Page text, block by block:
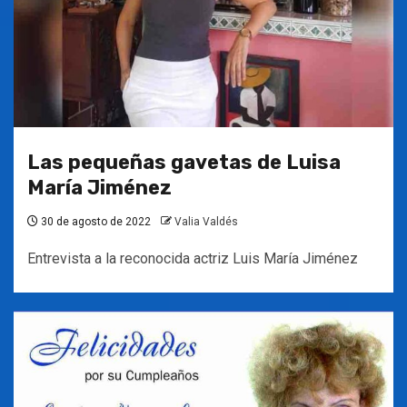
Las pequeñas gavetas de Luisa
María Jiménez
30 de agosto de 2022 Valia Valdés
Entrevista a la reconocida actriz Luis María Jiménez